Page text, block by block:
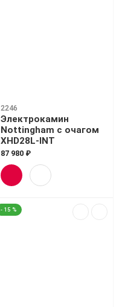
2246
Электрокамин
Nottingham с очагом
XHD28L-INT
87 980 ₽
- 15 %